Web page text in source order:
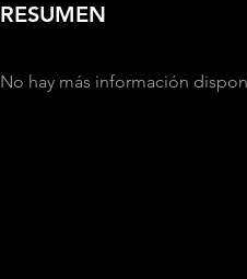
RESUMEN
No hay más información